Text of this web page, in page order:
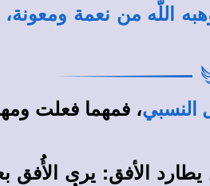
اللَّه من نعمة
النسبي، فمهما فعلت
الأفق: يرى